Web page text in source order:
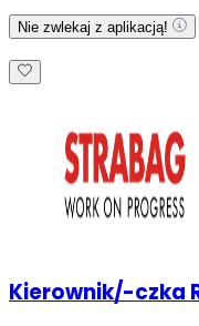
Nie zwlekaj z aplikacją!
Kierownik/-czka